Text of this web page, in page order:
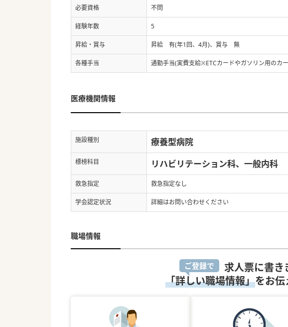
必要資格 不問
経験年数 5
昇給・賞与 昇給 有(年1回、4月)、賞与 無
各種手当 通勤手当(実費支給※ETCカードやガソリン用のカ
医療機関情報
施設種別 療養型病院
標榜科目 リハビリテーション科、一般内科
救急指定 救急指定なし
学会認定状況 詳細はお問い合わせください
職場情報
ご登録で
求人票に書き
「詳しい職場情報」をお伝